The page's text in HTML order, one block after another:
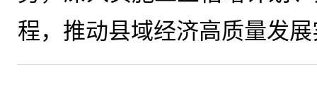
程，推动县域经济高质量发